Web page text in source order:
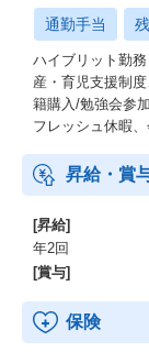
通勤手当
ハイブリット勤
産・育児支援制
籍購入/勉強会参
フレッシュ休暇
昇給・賞
[昇給]
年2回
[賞与]
保険